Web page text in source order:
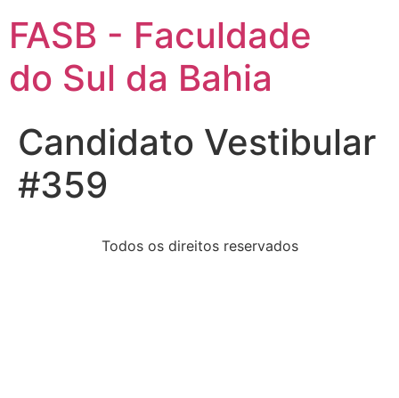
FASB - Faculdade
do Sul da Bahia
Candidato Vestibular
#359
Todos os direitos reservados